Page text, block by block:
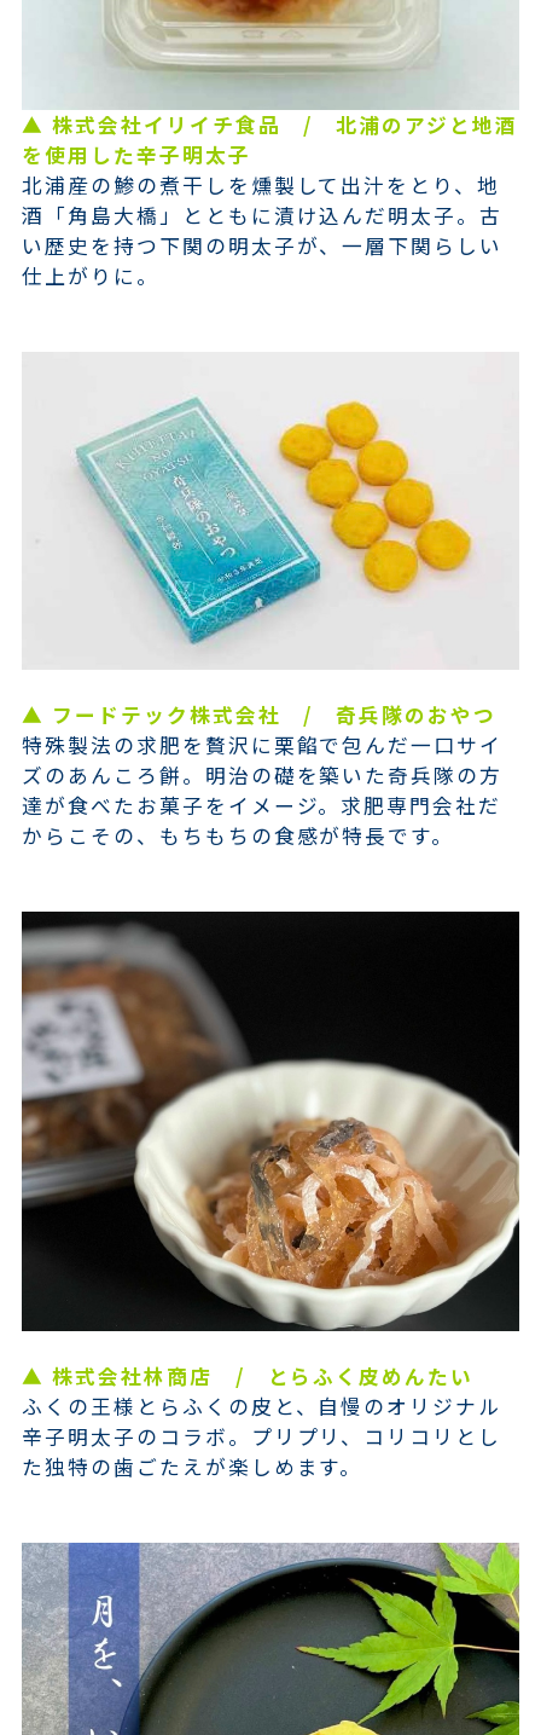
▲ 株式会社イリイチ食品 / 北浦のアジと地酒
を使用した辛子明太子
北浦産の鯵の煮干しを燻製して出汁をとり、地
酒「角島大橋」とともに漬け込んだ明太子。古
い歴史を持つ下関の明太子が、一層下関らしい
仕上がりに。
▲ フードテック株式会社 / 奇兵隊のおやつ
特殊製法の求肥を贅沢に栗餡で包んだ一口サイ
ズのあんころ餅。明治の礎を築いた奇兵隊の方
達が食べたお菓子をイメージ。求肥専門会社だ
からこその、もちもちの食感が特長です。
▲ 株式会社林商店 / とらふく皮めんたい
ふくの王様とらふくの皮と、自慢のオリジナル
辛子明太子のコラボ。プリプリ、コリコリとし
た独特の歯ごたえが楽しめます。